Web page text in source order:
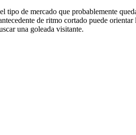
tipo de mercado que probablemente
de ritmo cortado puede
una goleada visitante.